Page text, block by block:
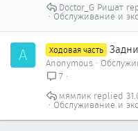
Обслуживание и
Doctor_G Ришат
A Ходовая часть
Anonymous
7
Обслуживание и
мямлик